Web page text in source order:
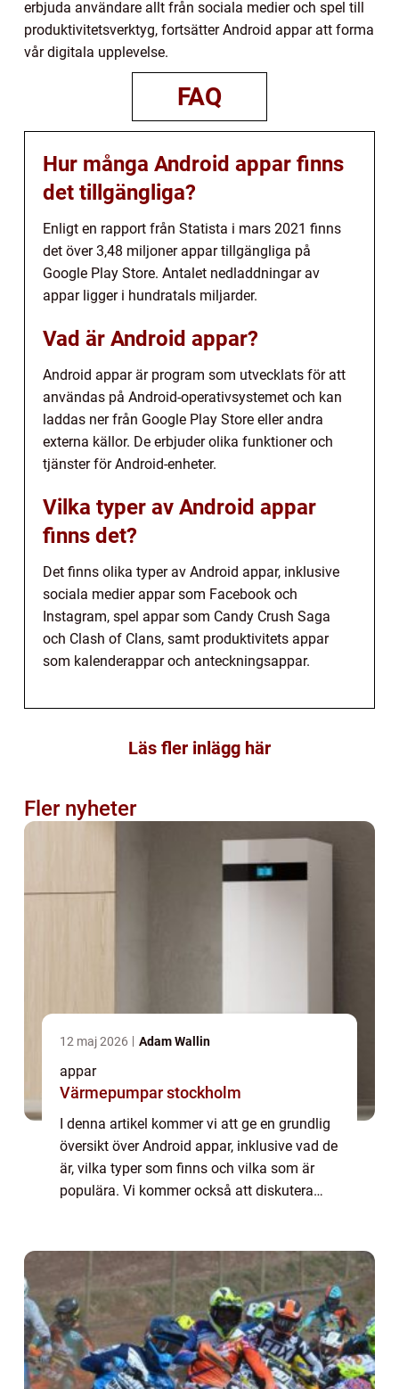
erbjuda användare allt från sociala medier och spel till
produktivitetsverktyg, fortsätter Android appar att forma
vår digitala upplevelse.
FAQ
Hur många Android appar finns
det tillgängliga?
Enligt en rapport från Statista i mars 2021 finns
det över 3,48 miljoner appar tillgängliga på
Google Play Store. Antalet nedladdningar av
appar ligger i hundratals miljarder.
Vad är Android appar?
Android appar är program som utvecklats för att
användas på Android-operativsystemet och kan
laddas ner från Google Play Store eller andra
externa källor. De erbjuder olika funktioner och
tjänster för Android-enheter.
Vilka typer av Android appar
finns det?
Det finns olika typer av Android appar, inklusive
sociala medier appar som Facebook och
Instagram, spel appar som Candy Crush Saga
och Clash of Clans, samt produktivitets appar
som kalenderappar och anteckningsappar.
Läs fler inlägg här
Fler nyheter
12 maj 2026 Adam Wallin
appar
Värmepumpar stockholm
I denna artikel kommer vi att ge en grundlig
översikt över Android appar, inklusive vad de
är, vilka typer som finns och vilka som är
populära. Vi kommer också att diskutera